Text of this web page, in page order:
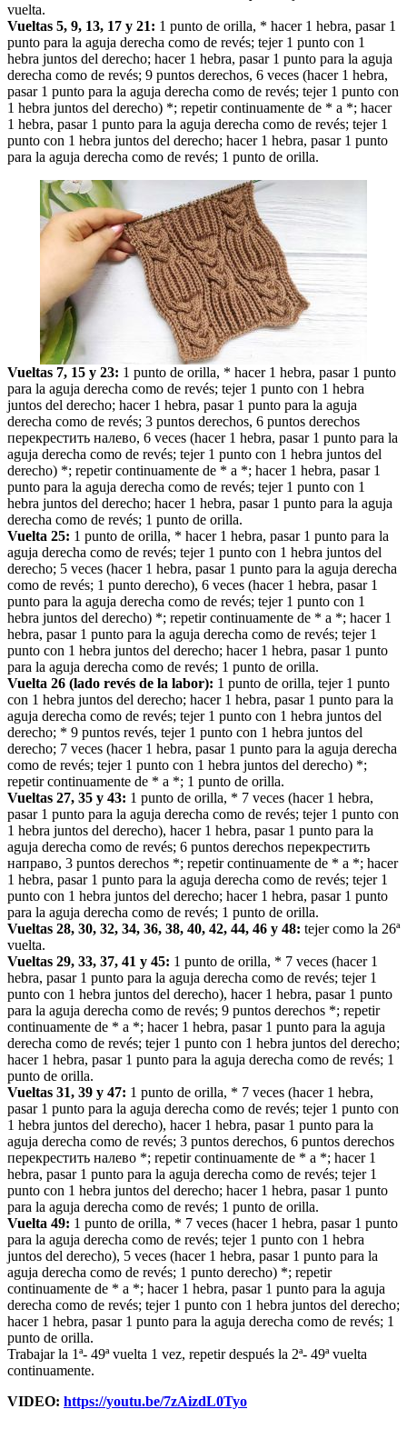
vuelta.
Vueltas 5, 9, 13, 17 y 21: 1 punto de orilla, * hacer 1 hebra, pasar 1
punto para la aguja derecha como de revés; tejer 1 punto con 1
hebra juntos del derecho; hacer 1 hebra, pasar 1 punto para la aguja
derecha como de revés; 9 puntos derechos, 6 veces (hacer 1 hebra,
pasar 1 punto para la aguja derecha como de revés; tejer 1 punto con
1 hebra juntos del derecho) *; repetir continuamente de * a *; hacer
1 hebra, pasar 1 punto para la aguja derecha como de revés; tejer 1
punto con 1 hebra juntos del derecho; hacer 1 hebra, pasar 1 punto
para la aguja derecha como de revés; 1 punto de orilla.
Vueltas 7, 15 y 23: 1 punto de orilla, * hacer 1 hebra, pasar 1 punto
para la aguja derecha como de revés; tejer 1 punto con 1 hebra
juntos del derecho; hacer 1 hebra, pasar 1 punto para la aguja
derecha como de revés; 3 puntos derechos, 6 puntos derechos
перекрестить налево, 6 veces (hacer 1 hebra, pasar 1 punto para la
aguja derecha como de revés; tejer 1 punto con 1 hebra juntos del
derecho) *; repetir continuamente de * a *; hacer 1 hebra, pasar 1
punto para la aguja derecha como de revés; tejer 1 punto con 1
hebra juntos del derecho; hacer 1 hebra, pasar 1 punto para la aguja
derecha como de revés; 1 punto de orilla.
Vuelta 25: 1 punto de orilla, * hacer 1 hebra, pasar 1 punto para la
aguja derecha como de revés; tejer 1 punto con 1 hebra juntos del
derecho; 5 veces (hacer 1 hebra, pasar 1 punto para la aguja derecha
como de revés; 1 punto derecho), 6 veces (hacer 1 hebra, pasar 1
punto para la aguja derecha como de revés; tejer 1 punto con 1
hebra juntos del derecho) *; repetir continuamente de * a *; hacer 1
hebra, pasar 1 punto para la aguja derecha como de revés; tejer 1
punto con 1 hebra juntos del derecho; hacer 1 hebra, pasar 1 punto
para la aguja derecha como de revés; 1 punto de orilla.
Vuelta 26 (lado revés de la labor): 1 punto de orilla, tejer 1 punto
con 1 hebra juntos del derecho; hacer 1 hebra, pasar 1 punto para la
aguja derecha como de revés; tejer 1 punto con 1 hebra juntos del
derecho; * 9 puntos revés, tejer 1 punto con 1 hebra juntos del
derecho; 7 veces (hacer 1 hebra, pasar 1 punto para la aguja derecha
como de revés; tejer 1 punto con 1 hebra juntos del derecho) *;
repetir continuamente de * a *; 1 punto de orilla.
Vueltas 27, 35 y 43: 1 punto de orilla, * 7 veces (hacer 1 hebra,
pasar 1 punto para la aguja derecha como de revés; tejer 1 punto con
1 hebra juntos del derecho), hacer 1 hebra, pasar 1 punto para la
aguja derecha como de revés; 6 puntos derechos перекрестить
направо, 3 puntos derechos *; repetir continuamente de * a *; hacer
1 hebra, pasar 1 punto para la aguja derecha como de revés; tejer 1
punto con 1 hebra juntos del derecho; hacer 1 hebra, pasar 1 punto
para la aguja derecha como de revés; 1 punto de orilla.
Vueltas 28, 30, 32, 34, 36, 38, 40, 42, 44, 46 y 48: tejer como la 26ª
vuelta.
Vueltas 29, 33, 37, 41 y 45: 1 punto de orilla, * 7 veces (hacer 1
hebra, pasar 1 punto para la aguja derecha como de revés; tejer 1
punto con 1 hebra juntos del derecho), hacer 1 hebra, pasar 1 punto
para la aguja derecha como de revés; 9 puntos derechos *; repetir
continuamente de * a *; hacer 1 hebra, pasar 1 punto para la aguja
derecha como de revés; tejer 1 punto con 1 hebra juntos del derecho;
hacer 1 hebra, pasar 1 punto para la aguja derecha como de revés; 1
punto de orilla.
Vueltas 31, 39 y 47: 1 punto de orilla, * 7 veces (hacer 1 hebra,
pasar 1 punto para la aguja derecha como de revés; tejer 1 punto con
1 hebra juntos del derecho), hacer 1 hebra, pasar 1 punto para la
aguja derecha como de revés; 3 puntos derechos, 6 puntos derechos
перекрестить налево *; repetir continuamente de * a *; hacer 1
hebra, pasar 1 punto para la aguja derecha como de revés; tejer 1
punto con 1 hebra juntos del derecho; hacer 1 hebra, pasar 1 punto
para la aguja derecha como de revés; 1 punto de orilla.
Vuelta 49: 1 punto de orilla, * 7 veces (hacer 1 hebra, pasar 1 punto
para la aguja derecha como de revés; tejer 1 punto con 1 hebra
juntos del derecho), 5 veces (hacer 1 hebra, pasar 1 punto para la
aguja derecha como de revés; 1 punto derecho) *; repetir
continuamente de * a *; hacer 1 hebra, pasar 1 punto para la aguja
derecha como de revés; tejer 1 punto con 1 hebra juntos del derecho;
hacer 1 hebra, pasar 1 punto para la aguja derecha como de revés; 1
punto de orilla.
Trabajar la 1ª- 49ª vuelta 1 vez, repetir después la 2ª- 49ª vuelta
continuamente.
VIDEO: https://youtu.be/7zAizdL0Tyo